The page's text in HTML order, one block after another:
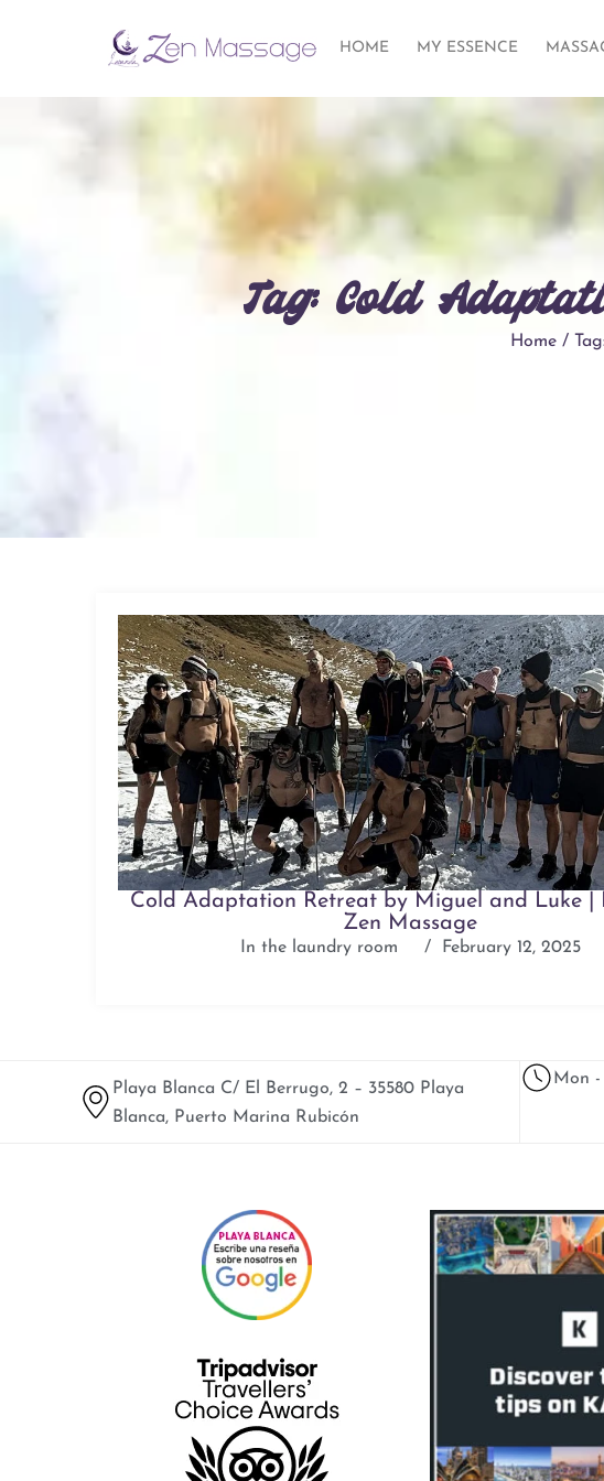
HOME MY ESSENCE
Tag: Cold
Home /
Cold Adaptation Retreat by Miguel and Luke |
Zen Massage
In the laundry room / February 12, 2025
Playa Blanca C/ El Berrugo, 2 – 35580 Playa
Blanca, Puerto Marina Rubicón
Mon -